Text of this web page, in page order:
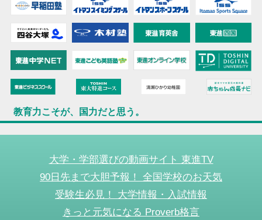
教育力こそが、国力だと思う。
大学・学部選びの動画サイト 東進TV
90日先まで大胆予報！ 全国学校のお天気
受験生必見！ 大学情報・入試情報
きっと元気になる Proverb格言